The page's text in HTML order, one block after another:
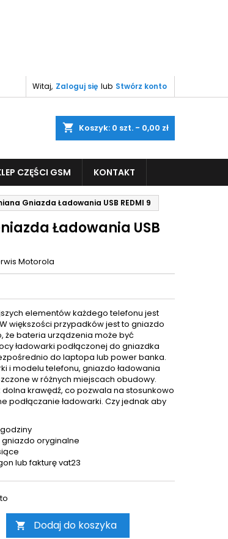
Witaj, Zaloguj się lub Stwórz konto
shopping_cart Koszyk: 0 szt. - 0,00 zł
CZĘŚCI GSM KONTAKT
Gniazda Ładowania USB REDMI 9
Ładowania USB
Motorola
elementów każdego telefonu jest
większości przypadków jest to gniazdo
że bateria urządzenia może być
ładowarki podłączonej do gniazdka
do laptopa lub power banka.
i modelu telefonu, gniazdo ładowania
w różnych miejscach obudowy.
dolna krawędź, co pozwala na stosunkowo
podłączanie ładowarki. Czy jednak aby
oryginalne
lub fakturę vat23
 Dodaj do koszyka